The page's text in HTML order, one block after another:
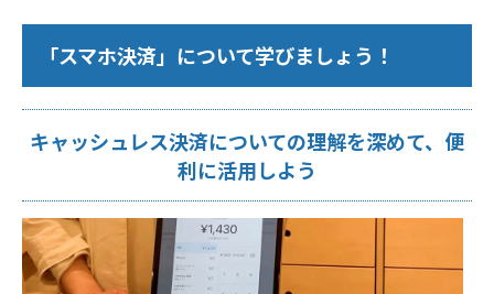
「スマホ決済」について学びましょう！
キャッシュレス決済についての理解を深めて、便
利に活用しよう